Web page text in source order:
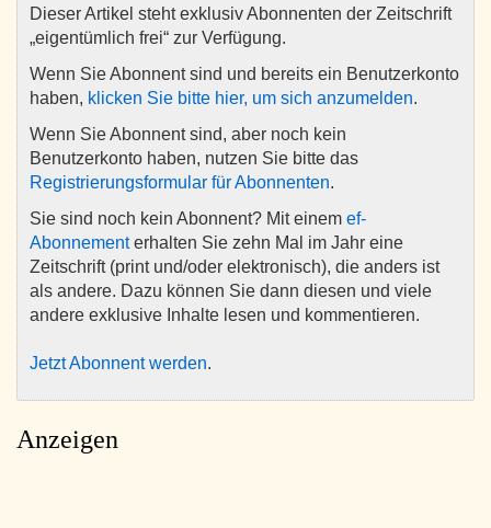
Dieser Artikel steht exklusiv Abonnenten der Zeitschrift
„eigentümlich frei“ zur Verfügung.
Wenn Sie Abonnent sind und bereits ein Benutzerkonto
haben, klicken Sie bitte hier, um sich anzumelden.
Wenn Sie Abonnent sind, aber noch kein
Benutzerkonto haben, nutzen Sie bitte das
Registrierungsformular für Abonnenten.
Sie sind noch kein Abonnent? Mit einem ef-
Abonnementerhalten Sie zehn Mal im Jahr eine
Zeitschrift (print und/oder elektronisch), die anders ist
als andere. Dazu können Sie dann diesen und viele
andere exklusive Inhalte lesen und kommentieren.
Jetzt Abonnent werden.
Anzeigen